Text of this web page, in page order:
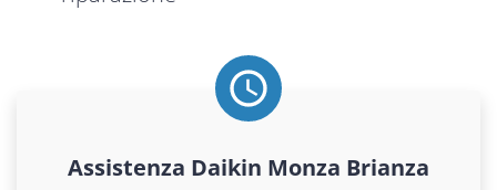
Assistenza Daikin Monza Brianza